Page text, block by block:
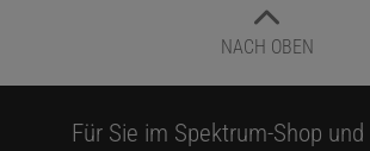
NACH OBEN
Für Sie im Spektrum-Shop